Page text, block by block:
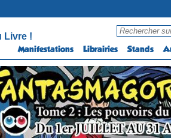
Livre !
Manifestations Librairies Stands